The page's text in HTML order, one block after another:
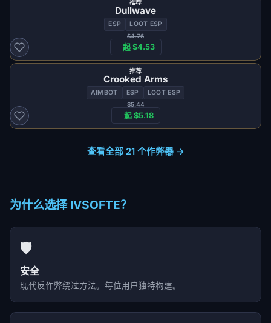
推荐
Dullwave
ESP LOOT ESP
$4.76
起 $4.53
推荐
Crooked Arms
AIMBOT ESP LOOT ESP
$5.44
起 $5.18
查看全部 21 个作弊器 →
为什么选择 IVSOFTE？
🛡️
安全
现代反作弊绕过方法。每位用户独特构建。